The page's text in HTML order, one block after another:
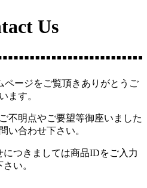
Us
ページをご覧頂きありがとうご
ます。
不明点やご要望等御座いました
い合わせ下さい。
つきましては商品IDをご入力
さい。